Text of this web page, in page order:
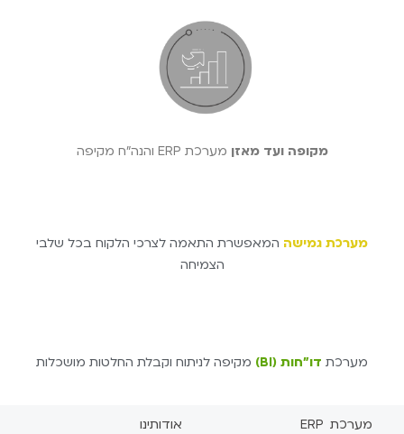
מקופה ועד מאזן מערכת ERP והנה"ח מקיפה
מערכת גמישה המאפשרת התאמה לצרכי הלקוח בכל שלבי
הצמיחה
מערכת דו"חות (BI) מקיפה לניתוח וקבלת החלטות מושכלות
מערכת ERP
אודותינו